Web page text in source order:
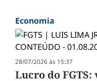
Economia
28/07/2026 às 15:37
Lucro do FGTS: